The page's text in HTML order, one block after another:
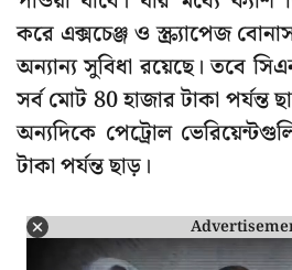
করে এক্সচেঞ্জ ও স্ক্র্যাপেজ
অন্যান্য সুবিধা রয়েছে। তবে
সর্ব মোট 80 হাজার টাকা পর্যন্ত
অন্যদিকে পেট্রোল
টাকা পর্যন্ত ছাড়।